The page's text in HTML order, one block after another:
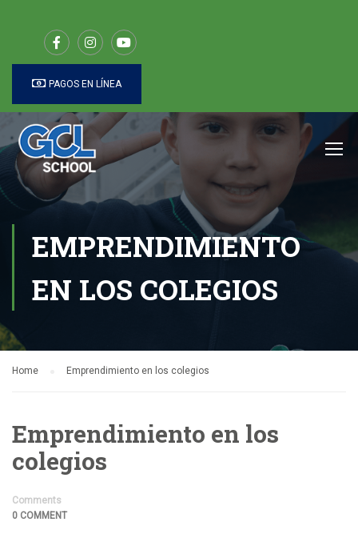
PAGOS EN LÍNEA
EMPRENDIMIENTO
EN LOS COLEGIOS
Home Emprendimiento en los colegios
Emprendimiento en los
colegios
Comments
0 COMMENT